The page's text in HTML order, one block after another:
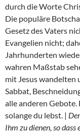
durch die Worte
Die populäre
Gesetz des Vaters
Evangelien nicht;
Jahrhunderten
wahren Maßstab
mit Jesus wandelten
Sabbat,
alle anderen
solange du lebst. |
Ihm zu dienen, so